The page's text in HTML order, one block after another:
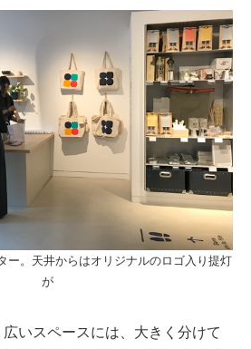
ー。天井からはオリジナルのロゴ入り提灯
が
いスペースには、大きく分けて